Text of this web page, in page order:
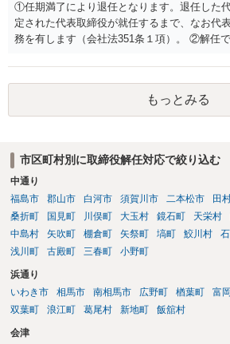
①任期満了により退任となります。退任した
定された代表取締役が就任するまで、なお代
務を有します（会社法351条１項）。 ②解任
可能性があります。また、権利義務代表取締
ら損害賠償請求を受けるリスクがあります（
もっとみる
市区町村別に取締役解任対応で絞り込む
中通り
福島市
郡山市 白河市 須賀川市 二本松市 田
桑折町
国見町 川俣町 大玉村 鏡石町 天栄村
中島村
矢吹町 棚倉町 矢祭町 塙町 鮫川村
浅川町
古殿町 三春町 小野町
浜通り
いわき市
相馬市 南相馬市 広野町 楢葉町 富
双葉町
浪江町 葛尾村 新地町 飯舘村
会津